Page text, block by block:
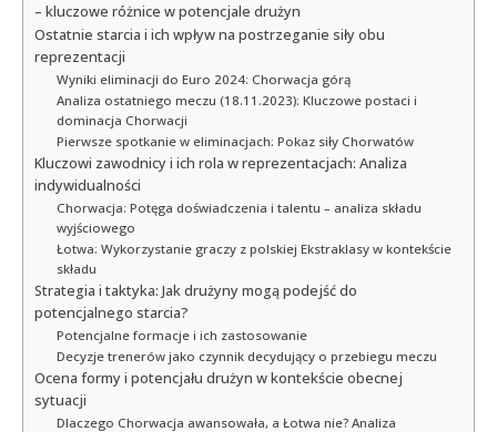
– kluczowe różnice w potencjale drużyn
Ostatnie starcia i ich wpływ na postrzeganie siły obu
reprezentacji
Wyniki eliminacji do Euro 2024: Chorwacja górą
Analiza ostatniego meczu (18.11.2023): Kluczowe postaci i
dominacja Chorwacji
Pierwsze spotkanie w eliminacjach: Pokaz siły Chorwatów
Kluczowi zawodnicy i ich rola w reprezentacjach: Analiza
indywidualności
Chorwacja: Potęga doświadczenia i talentu – analiza składu
wyjściowego
Łotwa: Wykorzystanie graczy z polskiej Ekstraklasy w kontekście
składu
Strategia i taktyka: Jak drużyny mogą podejść do
potencjalnego starcia?
Potencjalne formacje i ich zastosowanie
Decyzje trenerów jako czynnik decydujący o przebiegu meczu
Ocena formy i potencjału drużyn w kontekście obecnej
sytuacji
Dlaczego Chorwacja awansowała, a Łotwa nie? Analiza